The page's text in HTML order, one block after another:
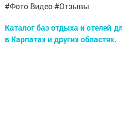
#Фото Видео #Отзывы
Каталог баз отдыха и отелей
в Карпатах и других областях.